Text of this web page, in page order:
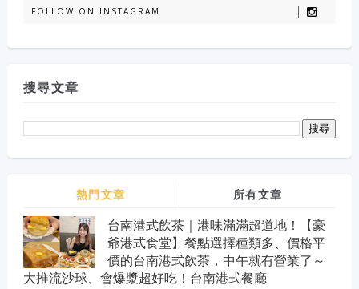
FOLLOW ON INSTAGRAM
搜尋文章
熱門文章 所有文章
台南港式飲茶｜港味滿滿超道地！【豪
爺港式食堂】餐點選擇種類多、價格平
價的台南港式飲茶，中午就有營業了～
大推流沙球、會爆漿超好吃！台南港式餐廳